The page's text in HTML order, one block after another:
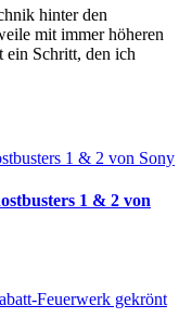
hinter den
mit immer höheren
Schritt, den ich
1 & 2 von